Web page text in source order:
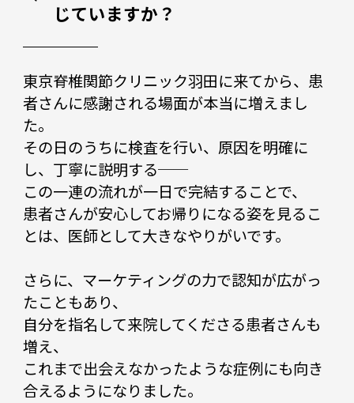
じていますか？
東京脊椎関節クリニック羽田に来てから、患
者さんに感謝される場面が本当に増えまし
た。
その日のうちに検査を行い、原因を明確に
し、丁寧に説明する──
この一連の流れが一日で完結することで、
患者さんが安心してお帰りになる姿を見るこ
とは、医師として大きなやりがいです。
さらに、マーケティングの力で認知が広がっ
たこともあり、
自分を指名して来院してくださる患者さんも
増え、
これまで出会えなかったような症例にも向き
合えるようになりました。